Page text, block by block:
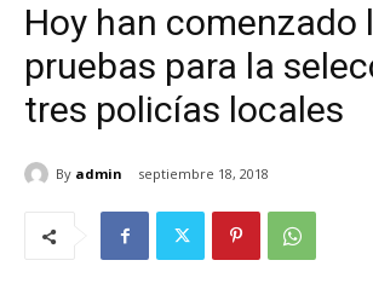
Hoy han comenzado
pruebas para la
tres policías locales
By admin septiembre 18, 2018